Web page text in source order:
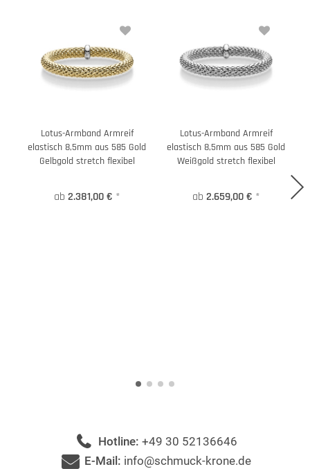
Lotus-Armband Armreif
elastisch 8,5mm aus 585 Gold
Gelbgold stretch flexibel
ab 2.381,00 € *
Lotus-Armband Armreif
elastisch 8,5mm aus 585 Gold
Weißgold stretch flexibel
ab 2.659,00 € *
Hotline: +49 30 52136646
E-Mail: info@schmuck-krone.de